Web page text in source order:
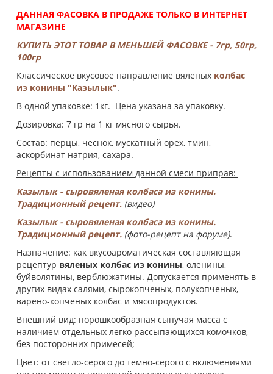
ДАННАЯ ФАСОВКА В ПРОДАЖЕ ТОЛЬКО В ИНТЕРНЕТ
МАГАЗИНЕ
КУПИТЬ ЭТОТ ТОВАР В МЕНЬШЕЙ ФАСОВКЕ - 7гр, 50гр,
100гр
Классическое вкусовое направление вяленых колбас
из конины "Казылык".
В одной упаковке: 1кг. Цена указана за упаковку.
Дозировка: 7 гр на 1 кг мясного сырья.
Состав: перцы, чеснок, мускатный орех, тмин,
аскорбинат натрия, сахара.
Рецепты с использованием данной смеси приправ:
Казылык - сыровяленая колбаса из конины.
Традиционный рецепт. (видео)
Казылык - сыровяленая колбаса из конины.
Традиционный рецепт. (фото-рецепт на форуме).
Назначение: как вкусоароматическая составляющая
рецептур вяленых колбас из конины, оленины,
буйволятины, верблюжатины. Допускается применять в
других видах салями, сырокопченых, полукопченых,
варено-копченых колбас и мясопродуктов.
Внешний вид: порошкообразная сыпучая масса с
наличием отдельных легко рассыпающихся комочков,
без посторонних примесей;
Цвет: от светло-серого до темно-серого с включениями